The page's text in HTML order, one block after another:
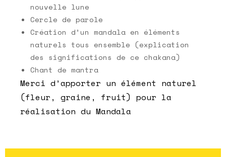
nouvelle lune
Cercle de parole
Création d’un mandala en éléments
naturels tous ensemble (explication
des significations de ce chakana)
Chant de mantra
Merci d’apporter un élément naturel
(fleur, graine, fruit) pour la
réalisation du Mandala